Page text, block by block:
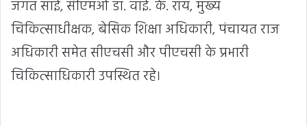
जगत साई, सीएमओ डॉ. वाई. के. रॉय, मुख्य
चिकित्साधीक्षक, बेसिक शिक्षा अधिकारी, पंचायत राज
अधिकारी समेत सीएचसी और पीएचसी के प्रभारी
चिकित्साधिकारी उपस्थित रहे।